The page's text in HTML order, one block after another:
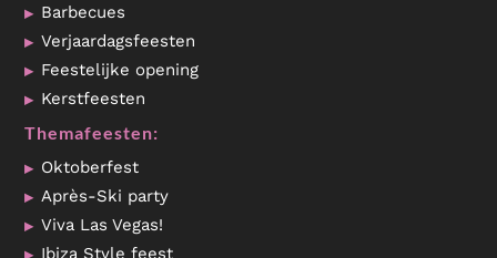
Barbecues
Verjaardagsfeesten
Feestelijke opening
Kerstfeesten
Themafeesten:
Oktoberfest
Après-Ski party
Viva Las Vegas!
Ibiza Style feest